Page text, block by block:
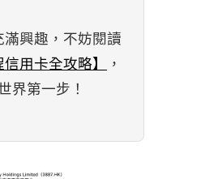
興趣，不妨閱讀
用卡全攻略】
，
界第一步！